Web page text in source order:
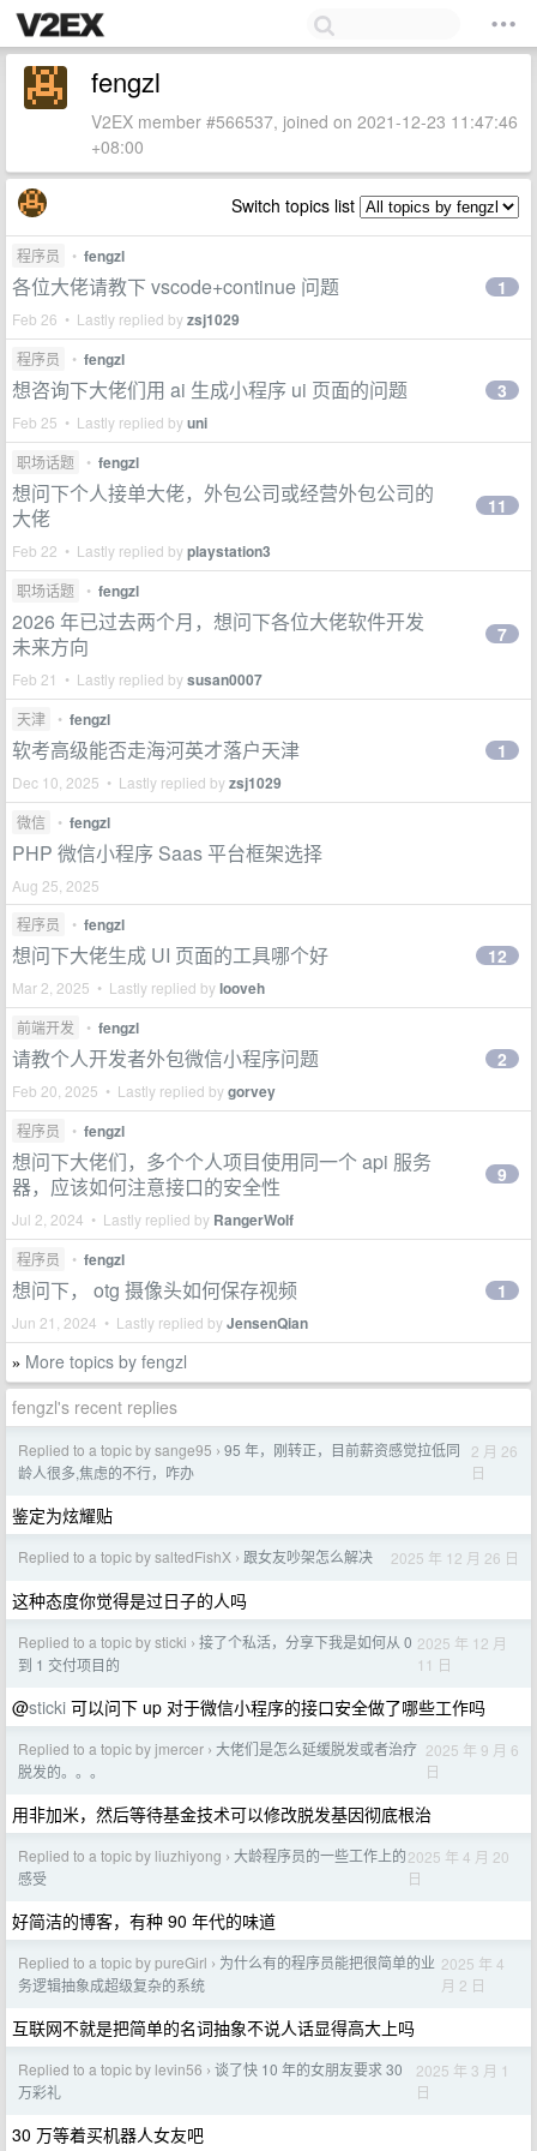
fengzl
V2EX member #566537, joined on 2021-12-23 11:47:46
+08:00
Switch topics list
程序员 • fengzl
各位大佬请教下 vscode+continue 问题
Feb 26 • Lastly replied byzsj1029
1
程序员 • fengzl
想咨询下大佬们用 ai 生成小程序 ui 页面的问题
Feb 25 • Lastly replied byuni
3
职场话题 • fengzl
想问下个人接单大佬，外包公司或经营外包公司的
大佬
Feb 22 • Lastly replied byplaystation3
11
职场话题 • fengzl
2026 年已过去两个月，想问下各位大佬软件开发
未来方向
Feb 21 • Lastly replied bysusan0007
7
天津 • fengzl
软考高级能否走海河英才落户天津
Dec 10, 2025 • Lastly replied byzsj1029
1
微信 • fengzl
PHP 微信小程序 Saas 平台框架选择
Aug 25, 2025
程序员
• fengzl
想问下大佬生成 UI 页面的工具哪个好
Mar 2, 2025 • Lastly replied bylooveh
12
前端开发 • fengzl
请教个人开发者外包微信小程序问题
Feb 20, 2025 • Lastly replied bygorvey
2
程序员 • fengzl
想问下大佬们，多个个人项目使用同一个 api 服务
器，应该如何注意接口的安全性
Jul 2, 2024 • Lastly replied by RangerWolf
9
程序员 • fengzl
想问下， otg 摄像头如何保存视频
Jun 21, 2024 • Lastly replied byJensenQian
1
» More topics by fengzl
fengzl's recent replies
Replied to a topic by sange95 › 95 年，刚转正，目前薪资感觉拉低同
龄人很多,焦虑的不行，咋办
2 月 26
日
鉴定为炫耀贴
Replied to a topic by saltedFishX › 跟女友吵架怎么解决 2025 年 12 月 26 日
这种态度你觉得是过日子的人吗
Replied to a topic by sticki › 接了个私活，分享下我是如何从 0
到 1 交付项目的
2025 年 12 月
11 日
@sticki 可以问下 up 对于微信小程序的接口安全做了哪些工作吗
Replied to a topic by jmercer › 大佬们是怎么延缓脱发或者治疗
脱发的。。。
2025 年 9 月 6
日
用非加米，然后等待基金技术可以修改脱发基因彻底根治
Replied to a topic by liuzhiyong › 大龄程序员的一些工作上的
感受
2025 年 4 月 20
日
好简洁的博客，有种 90 年代的味道
Replied to a topic by pureGirl › 为什么有的程序员能把很简单的业
务逻辑抽象成超级复杂的系统
2025 年 4
月 2 日
互联网不就是把简单的名词抽象不说人话显得高大上吗
Replied to a topic by levin56 › 谈了快 10 年的女朋友要求 30
万彩礼
2025 年 3 月 1
日
30 万等着买机器人女友吧